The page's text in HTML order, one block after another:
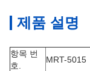
제품 설명
항목 번
호.
MRT-5015